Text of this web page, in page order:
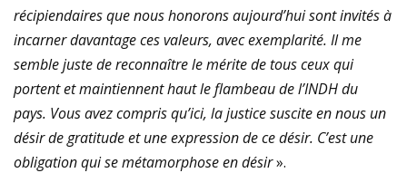
récipiendaires que nous honorons aujourd’hui sont invités à
incarner davantage ces valeurs, avec exemplarité. Il me
semble juste de reconnaître le mérite de tous ceux qui
portent et maintiennent haut le flambeau de l’INDH du
pays. Vous avez compris qu’ici, la justice suscite en nous un
désir de gratitude et une expression de ce désir. C’est une
obligation qui se métamorphose en désir».